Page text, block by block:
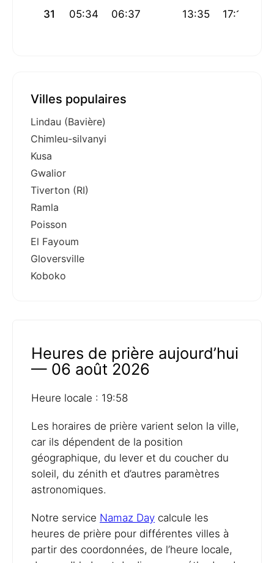
31 05:34 06:37 13:35 17:19
Villes populaires
Lindau (Bavière)
Chimleu-silvanyi
Kusa
Gwalior
Tiverton (RI)
Ramla
Poisson
El Fayoum
Gloversville
Koboko
Heures de prière aujourd’hui
— 06 août 2026
Heure locale : 19:58
Les horaires de prière varient selon la ville,
car ils dépendent de la position
géographique, du lever et du coucher du
soleil, du zénith et d’autres paramètres
astronomiques.
Notre service Namaz Day calcule les
heures de prière pour différentes villes à
partir des coordonnées, de l’heure locale,